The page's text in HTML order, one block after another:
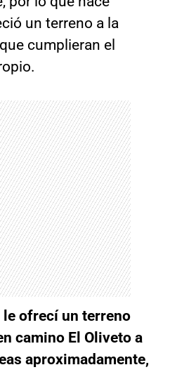
un terreno a la
cumplieran el
le ofrecí un terreno
camino El Oliveto a
aproximadamente,